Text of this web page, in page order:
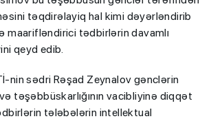
təqdirəlayiq hal kimi dəyərləndirib
maarifləndirici tədbirlərin davamlı
qeyd edib.
nin sədri Rəşad Zeynalov gənclərin
və təşəbbüskarlığının vacibliyinə diqqət
tələbələrin intellektual